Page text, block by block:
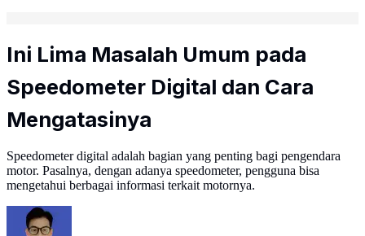
Ini Lima Masalah Umum pada
Speedometer Digital dan Cara
Mengatasinya
Speedometer digital adalah bagian yang penting bagi pengendara
motor. Pasalnya, dengan adanya speedometer, pengguna bisa
mengetahui berbagai informasi terkait motornya.